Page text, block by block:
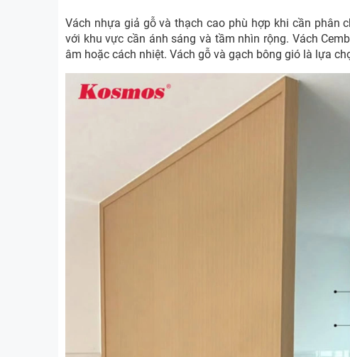
Vách nhựa giả gỗ và thạch cao phù hợp khi cần phân
với khu vực cần ánh sáng và tầm nhìn rộng. Vách
âm hoặc cách nhiệt. Vách gỗ và gạch bông gió là lựa